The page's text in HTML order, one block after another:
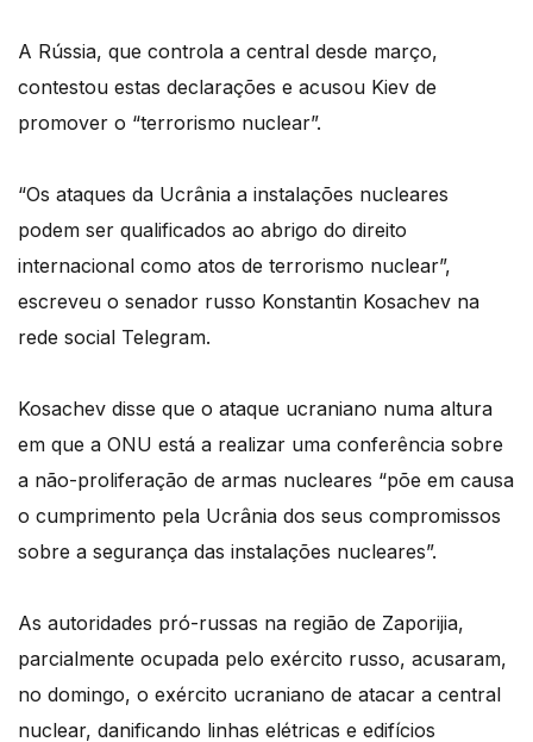
A Rússia, que controla a central desde março,
contestou estas declarações e acusou Kiev de
promover o “terrorismo nuclear”.
“Os ataques da Ucrânia a instalações nucleares
podem ser qualificados ao abrigo do direito
internacional como atos de terrorismo nuclear”,
escreveu o senador russo Konstantin Kosachev na
rede social Telegram.
Kosachev disse que o ataque ucraniano numa altura
em que a ONU está a realizar uma conferência sobre
a não-proliferação de armas nucleares “põe em causa
o cumprimento pela Ucrânia dos seus compromissos
sobre a segurança das instalações nucleares”.
As autoridades pró-russas na região de Zaporijia,
parcialmente ocupada pelo exército russo, acusaram,
no domingo, o exército ucraniano de atacar a central
nuclear, danificando linhas elétricas e edifícios